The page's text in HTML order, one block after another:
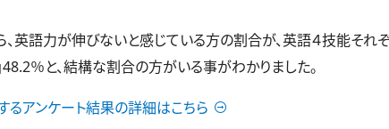
英語力が伸びないと感じている方の割合が、英語４技能それぞ
48.2％と、結構な割合の方がいる事がわかりました。
アンケート結果の詳細はこちら